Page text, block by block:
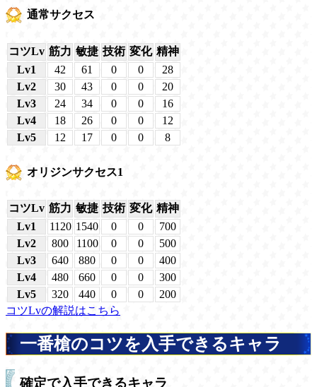
通常サクセス
コツLv 筋力 敏捷 技術 変化 精神
Lv1
42 61 0 0
28
Lv2
30 43 0 0
20
Lv3
24 34 0 0
16
Lv4
18 26 0 0
12
Lv5
12 17 0 0 8
オリジンサクセス1
コツLv 筋力 敏捷 技術 変化 精神
Lv1
1120 1540 0 0
700
Lv2
800 1100 0 0
500
Lv3
640 880 0 0
400
Lv4
480 660 0 0
300
Lv5
320 440 0 0
200
コツLvの解説はこちら
一番槍のコツを入手できるキャラ
確定で入手できるキャラ